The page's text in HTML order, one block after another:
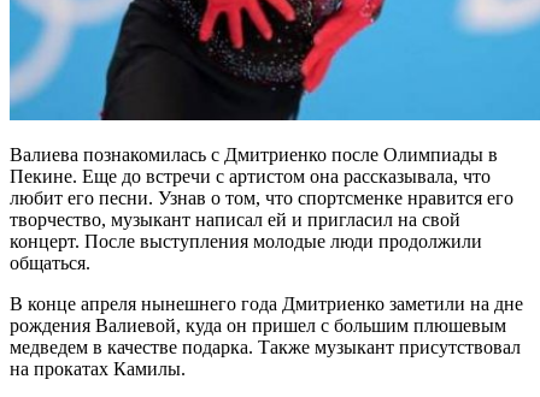
Валиева познакомилась с Дмитриенко после Олимпиады в
Пекине. Еще до встречи с артистом она рассказывала, что
любит его песни. Узнав о том, что спортсменке нравится его
творчество, музыкант написал ей и пригласил на свой
концерт. После выступления молодые люди продолжили
общаться.
В конце апреля нынешнего года Дмитриенко заметили на дне
рождения Валиевой, куда он пришел с большим плюшевым
медведем в качестве подарка. Также музыкант присутствовал
на прокатах Камилы.